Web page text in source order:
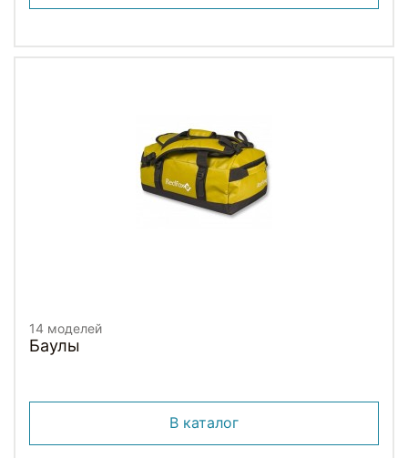
14 моделей
Баулы
В каталог